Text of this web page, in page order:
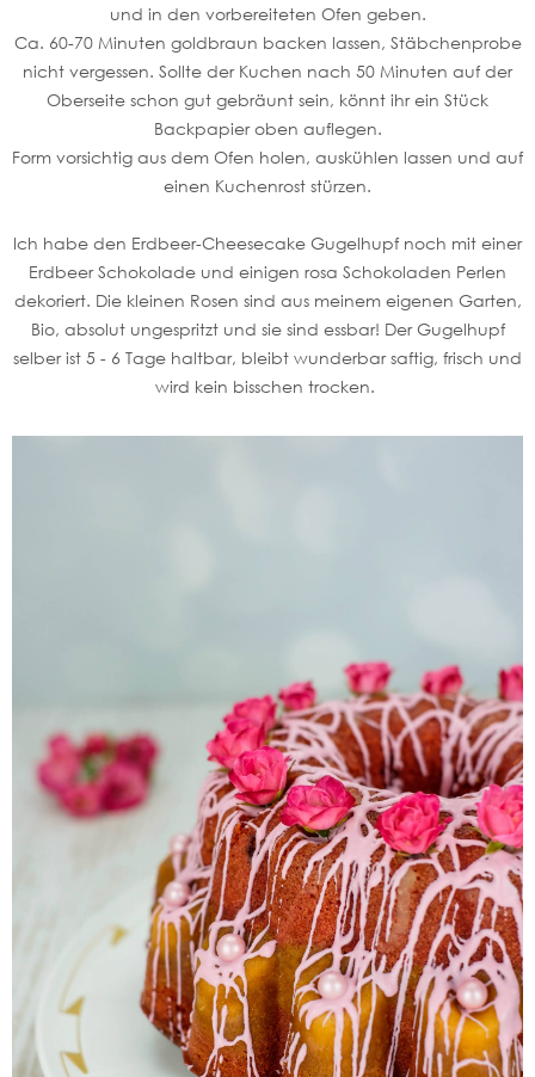
und in den vorbereiteten Ofen geben.
Ca. 60-70 Minuten goldbraun backen lassen, Stäbchenprobe
nicht vergessen. Sollte der Kuchen nach 50 Minuten auf der
Oberseite schon gut gebräunt sein, könnt ihr ein Stück
Backpapier oben auflegen.
Form vorsichtig aus dem Ofen holen, auskühlen lassen und auf
einen Kuchenrost stürzen.
Ich habe den Erdbeer-Cheesecake Gugelhupf noch mit einer
Erdbeer Schokolade und einigen rosa Schokoladen Perlen
dekoriert. Die kleinen Rosen sind aus meinem eigenen Garten,
Bio, absolut ungespritzt und sie sind essbar! Der Gugelhupf
selber ist 5 - 6 Tage haltbar, bleibt wunderbar saftig, frisch und
wird kein bisschen trocken.